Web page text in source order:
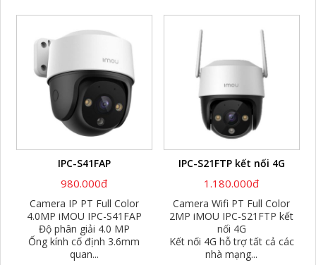
IPC-S41FAP
980.000đ
Camera IP PT Full Color
4.0MP iMOU IPC-S41FAP
Độ phân giải 4.0 MP
Ống kính cố định 3.6mm
quan...
IPC-S21FTP kết nối 4G
1.180.000đ
Camera Wifi PT Full Color
2MP iMOU IPC-S21FTP kết
nối 4G
Kết nối 4G hỗ trợ tất cả các
nhà mạng...